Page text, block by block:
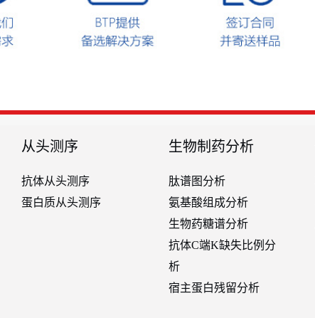
从头测序
抗体从头测序
蛋白质从头测序
生物制药分析
肽谱图分析
氨基酸组成分析
生物药糖谱分析
抗体C端K缺失比例分
析
宿主蛋白残留分析